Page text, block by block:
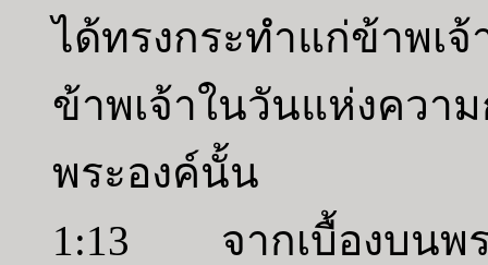
ได้ทรงกระทำแก่ข้าพเ
ข้าพเจ้าในวันแห่งควา
พระองค์นั้น
1:13 จากเบื้องบนพร